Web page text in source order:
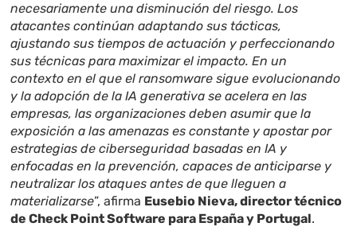
necesariamente una disminución del riesgo. Los
atacantes continúan adaptando sus tácticas,
ajustando sus tiempos de actuación y perfeccionando
sus técnicas para maximizar el impacto. En un
contexto en el que el ransomware sigue evolucionando
y la adopción de la IA generativa se acelera en las
empresas, las organizaciones deben asumir que la
exposición a las amenazas es constante y apostar por
estrategias de ciberseguridad basadas en IA y
enfocadas en la prevención, capaces de anticiparse y
neutralizar los ataques antes de que lleguen a
materializarse”, afirma Eusebio Nieva, director técnico
de Check Point Software para España y Portugal.